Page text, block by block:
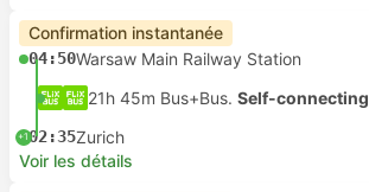
Confirmation instantanée
04:50Warsaw Main Railway Station
21h 45m Bus+Bus. Self-connecting
+102:35Zurich
Voir les détails